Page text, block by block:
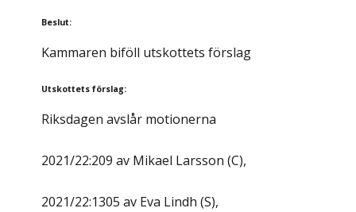
Beslut:
Kammaren biföll utskottets förslag
Utskottets förslag:
Riksdagen avslår motionerna
2021/22:209 av Mikael Larsson (C),
2021/22:1305 av Eva Lindh (S),